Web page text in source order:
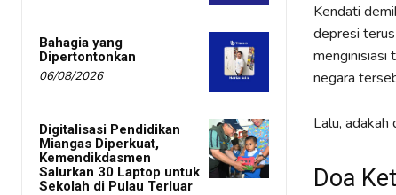
Bahagia yang
Dipertontonkan
06/08/2026
Digitalisasi Pendidikan
Miangas Diperkuat,
Kemendikdasmen
Salurkan 30 Laptop untuk
Sekolah di Pulau Terluar
Kendati
depresi
menginisiasi
negara
Lalu,
Doa